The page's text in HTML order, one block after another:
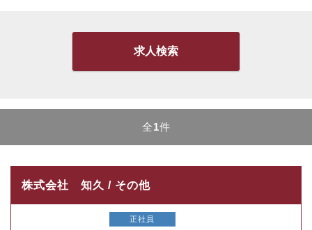
求人検索
全1件
株式会社 知久 / その他
正社員